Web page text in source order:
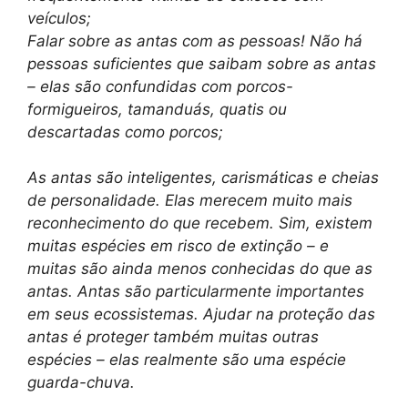
veículos;
Falar sobre as antas com as pessoas! Não há
pessoas suficientes que saibam sobre as antas
– elas são confundidas com porcos-
formigueiros, tamanduás, quatis ou
descartadas como porcos;
As antas são inteligentes, carismáticas e cheias
de personalidade. Elas merecem muito mais
reconhecimento do que recebem. Sim, existem
muitas espécies em risco de extinção – e
muitas são ainda menos conhecidas do que as
antas. Antas são particularmente importantes
em seus ecossistemas. Ajudar na proteção das
antas é proteger também muitas outras
espécies – elas realmente são uma espécie
guarda-chuva.